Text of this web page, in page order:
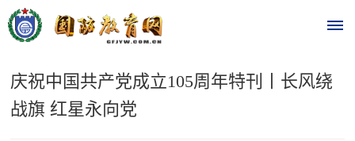
首
庆祝中国共产党成立105周年特刊丨长风绕
战旗 红星永向党